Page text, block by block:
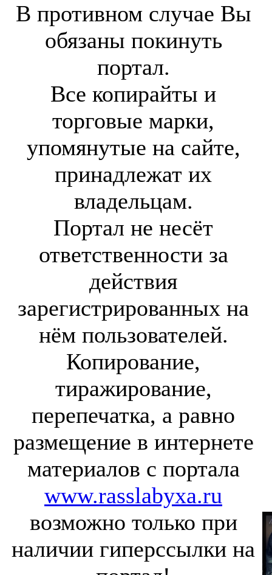
В противном случае Вы
обязаны покинуть
портал.
Все копирайты и
торговые марки,
упомянутые на сайте,
принадлежат их
владельцам.
Портал не несёт
ответственности за
действия
зарегистрированных на
нём пользователей.
Копирование,
тиражирование,
перепечатка, а равно
размещение в интернете
материалов с портала
www.rasslabyxa.ru
возможно только при
наличии гиперссылки на